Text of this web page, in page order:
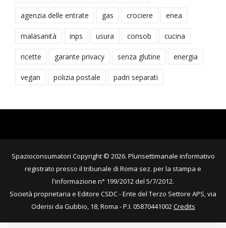
agenzia delle entrate gas crociere enea
malasanità inps usura consob cucina
ricette garante privacy senza glutine energia
vegan polizia postale padri separati
Spazioconsumatori Copyright © 2026. Plurisettimanale informativo
registrato presso il tribunale di Roma sez. per la stampa e
l'informazione n° 199/2012 del 5/7/2012.
Società proprietaria e Editore CSDC - Ente del Terzo Settore APS, via
Oderisi da Gubbio, 18, Roma - P.I. 05870441002Credits